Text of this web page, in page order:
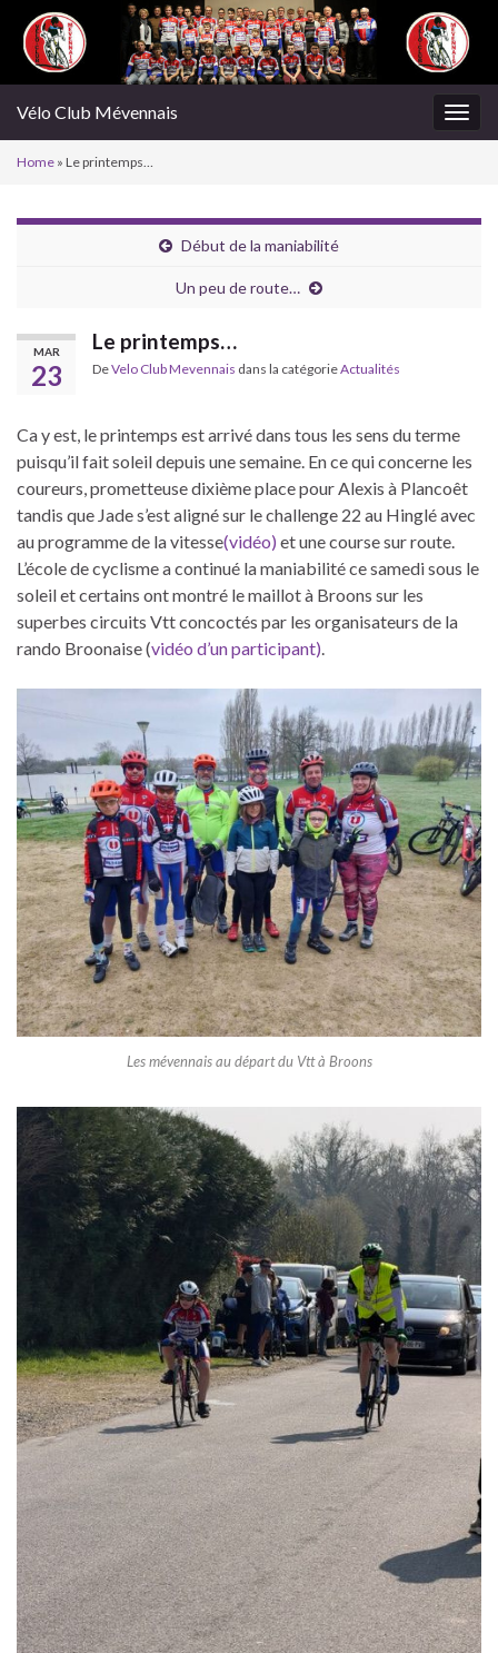
Vélo Club Mévennais
Home » Le printemps…
Début de la maniabilité
Un peu de route…
MAR
23
Le printemps…
DeVelo Club Mevennais dans la catégorieActualités
Ca y est, le printemps est arrivé dans tous les sens du terme
puisqu’il fait soleil depuis une semaine. En ce qui concerne les
coureurs, prometteuse dixième place pour Alexis à Plancoêt
tandis que Jade s’est aligné sur le challenge 22 au Hinglé avec
au programme de la vitesse(vidéo) et une course sur route.
L’école de cyclisme a continué la maniabilité ce samedi sous le
soleil et certains ont montré le maillot à Broons sur les
superbes circuits Vtt concoctés par les organisateurs de la
rando Broonaise (vidéo d’un participant).
Les mévennais au départ du Vtt à Broons